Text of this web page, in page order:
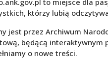
to miejsce dla
którzy lubią
jest przez Archiwum
będącą interaktywnym
o nowe treści.